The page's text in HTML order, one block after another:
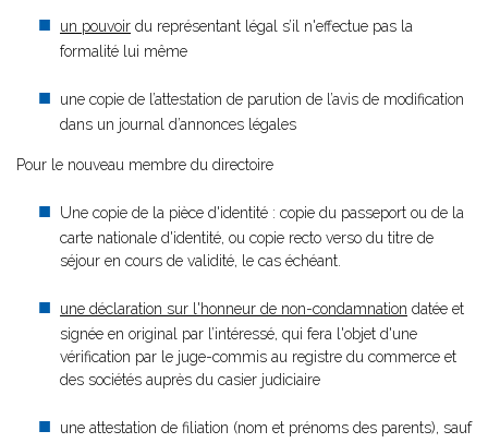
un pouvoir du représentant légal s’il n'effectue pas la
formalité lui même
une copie de l’attestation de parution de l’avis de modification
dans un journal d’annonces légales
Pour le nouveau membre du directoire
Une copie de la pièce d'identité : copie du passeport ou de la
carte nationale d'identité, ou copie recto verso du titre de
séjour en cours de validité, le cas échéant.
une déclaration sur l'honneur de non-condamnation datée et
signée en original par l’intéressé, qui fera l'objet d'une
vérification par le juge-commis au registre du commerce et
des sociétés auprès du casier judiciaire
une attestation de filiation (nom et prénoms des parents), sauf